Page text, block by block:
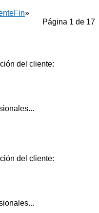
Fin»
Página 1 de 17
del cliente:
del cliente: